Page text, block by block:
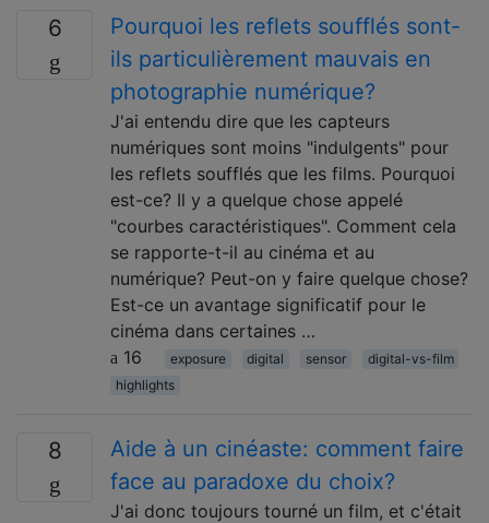
6
Pourquoi les reflets soufflés sont-
ils particulièrement mauvais en
photographie numérique?
J'ai entendu dire que les capteurs
numériques sont moins "indulgents" pour
les reflets soufflés que les films. Pourquoi
est-ce? Il y a quelque chose appelé
"courbes caractéristiques". Comment cela
se rapporte-t-il au cinéma et au
numérique? Peut-on y faire quelque chose?
Est-ce un avantage significatif pour le
cinéma dans certaines …
16
exposure digital sensor
digital-vs-film
highlights
8
Aide à un cinéaste: comment faire
face au paradoxe du choix?
J'ai donc toujours tourné un film, et c'était